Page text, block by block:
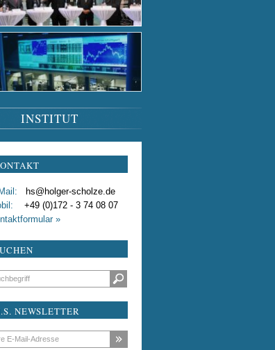
Podiumsdiskussion
Der Börsensaal bei Nacht
testxdddfdf
Liebe Kollegen
INSTITUT
hs@holger-scholze.de
+49 (0)172 - 3 74 08 07
»
NEWSLETTER
Adresse